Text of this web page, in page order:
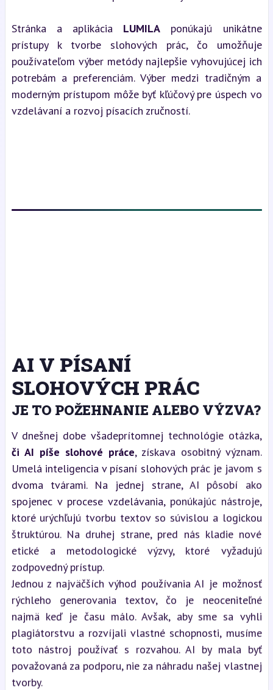
Stránka a aplikácia LUMILA ponúkajú unikátne
prístupy k tvorbe slohových prác, čo umožňuje
používateľom výber metódy najlepšie vyhovujúcej ich
potrebám a preferenciám. Výber medzi tradičným a
moderným prístupom môže byť kľúčový pre úspech vo
vzdelávaní a rozvoj písacích zručností.
AI V PÍSANÍ
SLOHOVÝCH PRÁC
JE TO POŽEHNANIE ALEBO VÝZVA?
V dnešnej dobe všadeprítomnej technológie otázka,
či AI píše slohové práce, získava osobitný význam.
Umelá inteligencia v písaní slohových prác je javom s
dvoma tvárami. Na jednej strane, AI pôsobí ako
spojenec v procese vzdelávania, ponúkajúc nástroje,
ktoré urýchľujú tvorbu textov so súvislou a logickou
štruktúrou. Na druhej strane, pred nás kladie nové
etické a metodologické výzvy, ktoré vyžadujú
zodpovedný prístup.
Jednou z najväčších výhod používania AI je možnosť
rýchleho generovania textov, čo je neoceniteľné
najmä keď je času málo. Avšak, aby sme sa vyhli
plagiátorstvu a rozvíjali vlastné schopnosti, musíme
toto nástroj používať s rozvahou. AI by mala byť
považovaná za podporu, nie za náhradu našej vlastnej
tvorby.